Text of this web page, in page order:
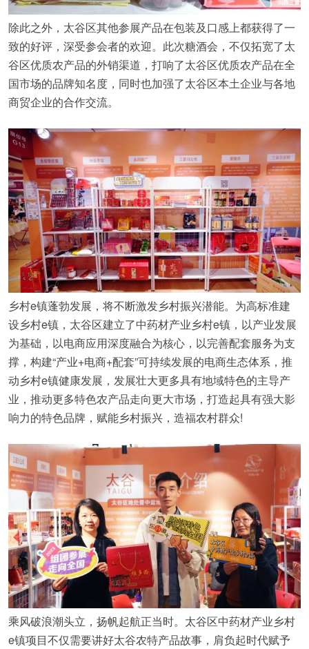
除此之外，太谷区其他参展产品在包装及口感上都获得了一
致的好评，深受参会者的欢迎。此次糖酒会，不仅拓宽了太
谷区优质农产品的外销渠道，打响了太谷区优质农产品在全
国市场的品牌知名度，同时也加强了太谷区本土企业与各地
商贸企业的合作交流。
乡村e镇蓬勃发展，将不断激发乡村振兴潜能。为高标准建
设乡村e镇，太谷区建立了中药材产业乡村e镇，以产业发展
为基础，以电商应用深度融合为核心，以完善配套服务为支
撑，构建“产业+电商+配套”可持续发展的电商生态体系，推
动乡村e镇健康发展，发展壮大更多具有地域特色的主导产
业，推动更多特色农产品走向更大市场，打造起具有强大影
响力的特色品牌，赋能乡村振兴，造福农村群众!
乘风破浪潮头立，扬帆起航正当时。太谷区中药材产业乡村
e镇项目不仅需要讲好太谷农特产品故事，肩负起时代赋予